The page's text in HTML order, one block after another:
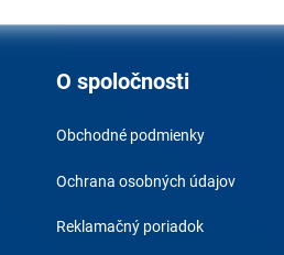
O spoločnosti
Obchodné podmienky
Ochrana osobných údajov
Reklamačný poriadok